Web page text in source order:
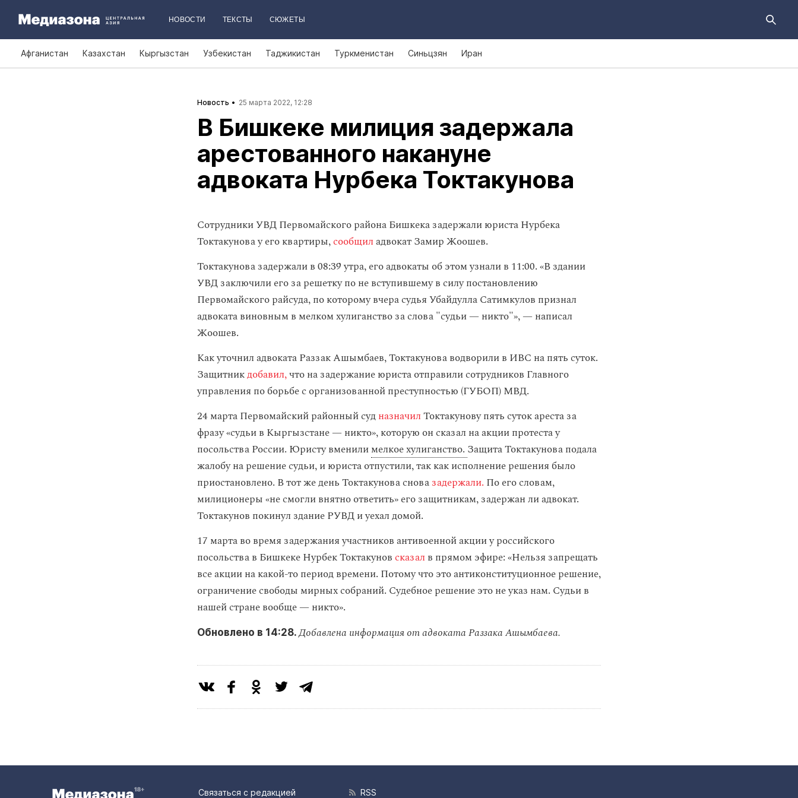
НОВОСТИ ТЕКСТЫ СЮЖЕТЫ
Афганистан Казахстан Кыргызстан Узбекистан Таджикистан Туркменистан Синьцзян Иран
Новость 25 марта 2022, 12:28
В Бишкеке милиция задержала
арестованного накануне
адвоката Нурбека Токтакунова
Сотрудники УВД Первомайского района Бишкека задержали юриста Нурбека
Токтакунова у его квартиры,сообщиладвокат Замир Жоошев.
Токтакунова задержали в 08:39 утра, его адвокаты об этом узнали в 11:00. «В здании
УВД заключили его за решетку по не вступившему в силу постановлению
Первомайского райсуда, по которому вчера судья Убайдулла Сатимкулов признал
адвоката виновным в мелком хулиганство за слова "судьи — никто"», — написал
Жоошев.
Как уточнил адвоката Раззак Ашымбаев, Токтакунова водворили в ИВС на пять суток.
Защитникдобавил,что на задержание юриста отправили сотрудников Главного
управления по борьбе с организованной преступностью (ГУБОП) МВД.
24 марта Первомайский районный судназначилТоктакунову пять суток ареста за
фразу «судьи в Кыргызстане — никто», которую он сказал на акции протеста у
посольства России. Юристу вменилимелкое хулиганство. Защита Токтакунова подала
жалобу на решение судьи, и юриста отпустили, так как исполнение решения было
приостановлено. В тот же день Токтакунова сновазадержали. По его словам,
милиционеры «не смогли внятно ответить» его защитникам, задержан ли адвокат.
Токтакунов покинул здание РУВД и уехал домой.
17 марта во время задержания участников антивоенной акции у российского
посольства в Бишкеке Нурбек Токтакуновсказал в прямом эфире: «Нельзя запрещать
все акции на какой-то период времени. Потому что это антиконституционное решение,
ограничение свободы мирных собраний. Судебное решение это не указ нам. Судьи в
нашей стране вообще — никто».
Обновлено в 14:28. Добавлена информация от адвокатаРаззака Ашымбаева.
Связаться с редакцией RSS